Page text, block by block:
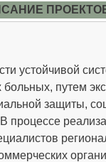
устойчивой
путем
защиты,
процессе